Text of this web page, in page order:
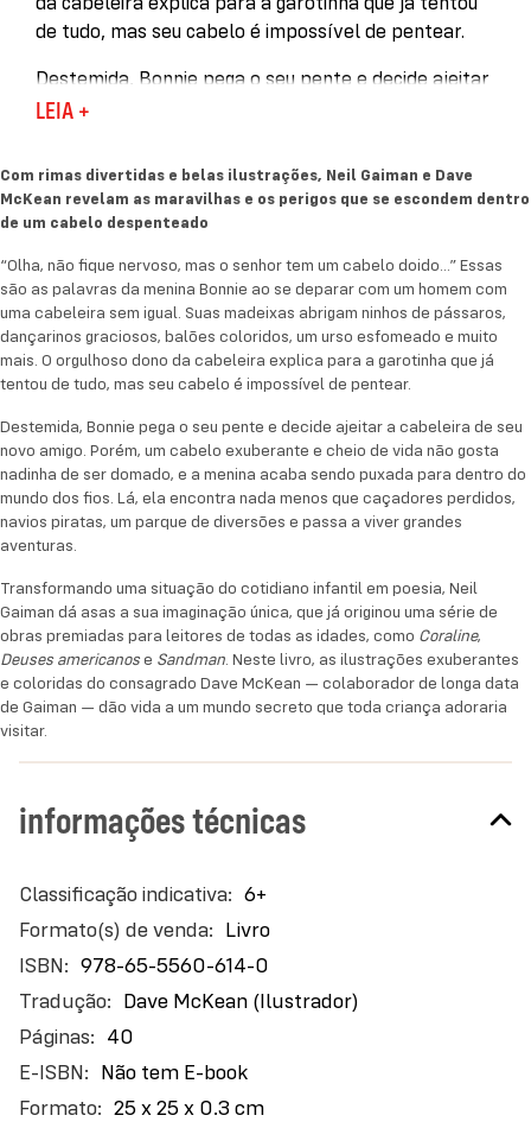
de tudo, mas seu cabelo é impossível de pentear.
Destemida, Bonnie pega o seu pente e decide ajeitar
a cabeleira de seu novo amigo. Porém, um cabelo
domado, e a menina acaba sendo puxada para
dentro do mundo dos fios. Lá, ela encontra nada
menos que caçadores perdidos, navios piratas, um
aventuras.
Transformando uma situação do cotidiano infantil
em poesia, Neil Gaiman dá asas a sua imaginação
única, que já originou uma série de obras premiadas
Deuses americanoseSandman. Neste livro, as
ilustrações exuberantes e coloridas do consagrado
Dave McKean — colaborador de longa data de
Gaiman — dão vida a um mundo secreto que toda
criança adoraria visitar.
LEIA +
Com rimas divertidas e belas ilustrações, Neil Gaiman e Dave
McKean revelam as maravilhas e os perigos que se escondem dentro
de um cabelo despenteado
“Olha, não fique nervoso, mas o senhor tem um cabelo doido…” Essas
são as palavras da menina Bonnie ao se deparar com um homem com
uma cabeleira sem igual. Suas madeixas abrigam ninhos de pássaros,
dançarinos graciosos, balões coloridos, um urso esfomeado e muito
mais. O orgulhoso dono da cabeleira explica para a garotinha que já
tentou de tudo, mas seu cabelo é impossível de pentear.
Destemida, Bonnie pega o seu pente e decide ajeitar a cabeleira de seu
novo amigo. Porém, um cabelo exuberante e cheio de vida não gosta
nadinha de ser domado, e a menina acaba sendo puxada para dentro do
mundo dos fios. Lá, ela encontra nada menos que caçadores perdidos,
navios piratas, um parque de diversões e passa a viver grandes
aventuras.
Transformando uma situação do cotidiano infantil em poesia, Neil
Gaiman dá asas a sua imaginação única, que já originou uma série de
obras premiadas para leitores de todas as idades, como Coraline,
Deuses americanose Sandman. Neste livro, as ilustrações exuberantes
e coloridas do consagrado Dave McKean — colaborador de longa data
de Gaiman — dão vida a um mundo secreto que toda criança adoraria
visitar.
informações técnicas
Mais
informações
6+
Livro
978-65-5560-614-0
Dave McKean (Ilustrador)
40
Não tem E-book
25 x 25 x 0.3 cm